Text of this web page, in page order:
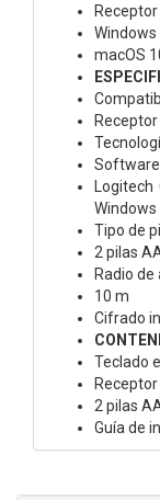
Receptor
macOS
Receptor
Tipo de
2 pilas
Radio
10 m
Cifrado
Teclado
Receptor
2 pilas
Guía de